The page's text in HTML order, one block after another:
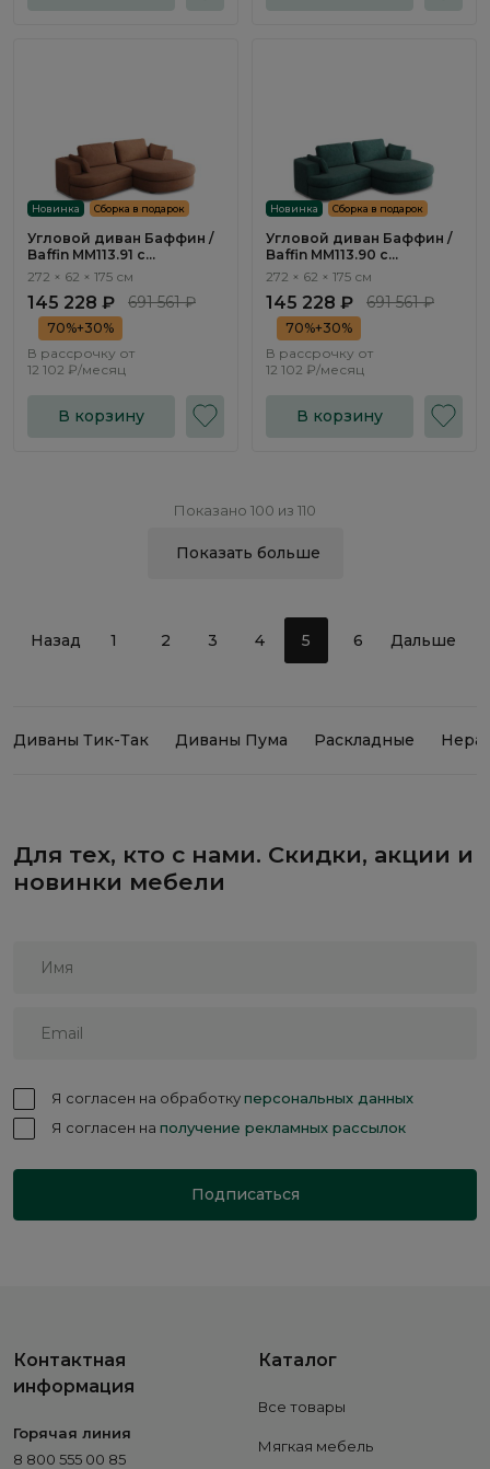
Новинка Сборка в подарок
Угловой диван Баффин /
Baffin ММ113.91 с
оттоманкой и
272 × 62 × 175 см
145 228 ₽ 691 561 ₽
70%+30%
В рассрочку от
12 102 ₽/месяц
В корзину
Новинка Сборка в подарок
Угловой диван Баффин /
Baffin ММ113.90 с
оттоманкой и
272 × 62 × 175 см
145 228 ₽ 691 561 ₽
70%+30%
В рассрочку от
12 102 ₽/месяц
В корзину
Показано 100 из 110
Показать больше
Назад 1 2 3 4 5 6 Дальше
Диваны Тик-Так Диваны Пума Раскладные
Для тех, кто с нами. Скидки, акции и
новинки мебели
Я согласен на обработкуперсональных данных
Я согласен на получение рекламных рассылок
Подписаться
Контактная
информация
Горячая линия
8 800 555 00 85
Каталог
Все товары
Мягкая мебель